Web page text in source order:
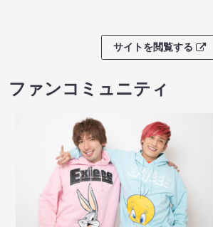
サイトを閲覧する
ファンコミュニティ